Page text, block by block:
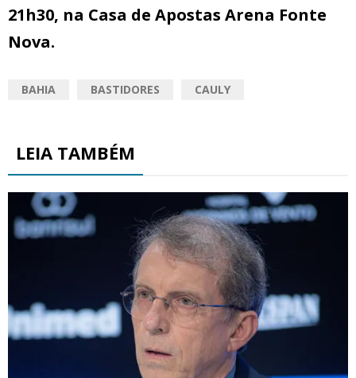
21h30, na Casa de Apostas Arena Fonte
Nova.
BAHIA BASTIDORES CAULY
LEIA TAMBÉM